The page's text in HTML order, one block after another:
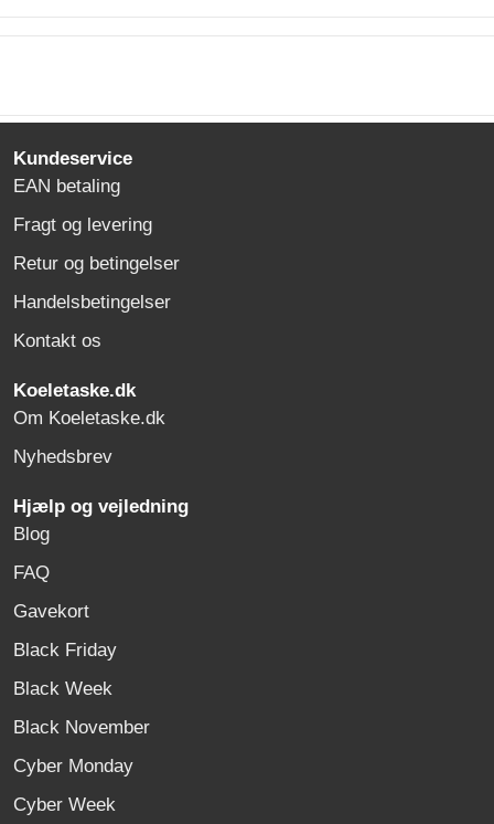
Kundeservice
EAN betaling
Fragt og levering
Retur og betingelser
Handelsbetingelser
Kontakt os
Koeletaske.dk
Om Koeletaske.dk
Nyhedsbrev
Hjælp og vejledning
Blog
FAQ
Gavekort
Black Friday
Black Week
Black November
Cyber Monday
Cyber Week